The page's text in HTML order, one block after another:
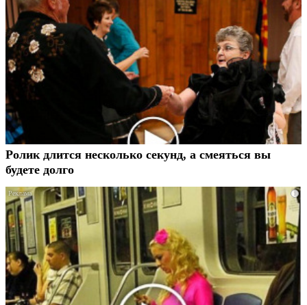
Ролик длится несколько секунд, а смеяться вы
будете долго
i